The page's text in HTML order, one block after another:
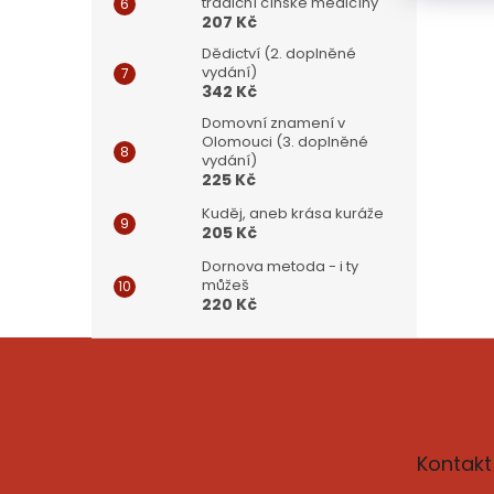
207 Kč
Dědictví (2. doplněné
vydání)
342 Kč
Domovní znamení v
Olomouci (3. doplněné
vydání)
225 Kč
Kuděj, aneb krása kuráže
205 Kč
Dornova metoda - i ty
můžeš
220 Kč
Kontakt